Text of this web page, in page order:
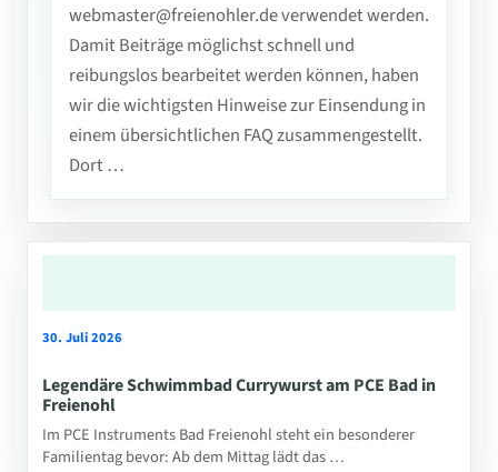
webmaster@freienohler.de verwendet werden.
Damit Beiträge möglichst schnell und
reibungslos bearbeitet werden können, haben
wir die wichtigsten Hinweise zur Einsendung in
einem übersichtlichen FAQ zusammengestellt.
Dort …
30. Juli 2026
Legendäre Schwimmbad Currywurst am PCE Bad in
Freienohl
Im PCE Instruments Bad Freienohl steht ein besonderer
Familientag bevor: Ab dem Mittag lädt das …